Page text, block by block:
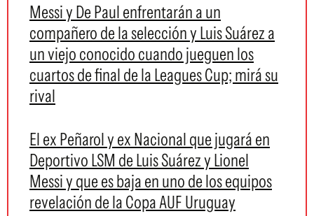
Messi y De Paul enfrentarán a un
compañero de la selección y Luis Suárez a
un viejo conocido cuando jueguen los
cuartos de final de la Leagues Cup; mirá su
rival
El ex Peñarol y ex Nacional que jugará en
Deportivo LSM de Luis Suárez y Lionel
Messi y que es baja en uno de los equipos
revelación de la Copa AUF Uruguay